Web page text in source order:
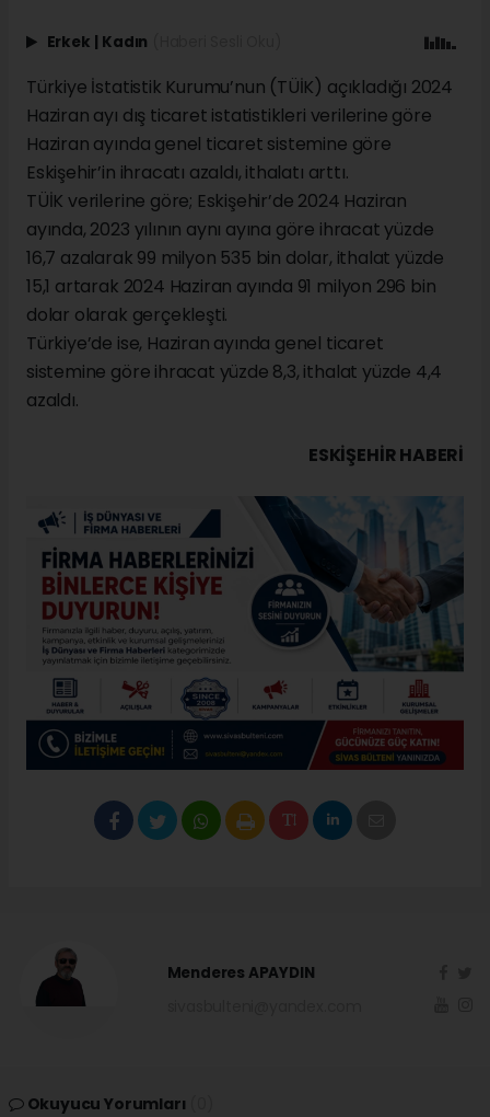
Erkek | Kadın
Türkiye İstatistik Kurumu’nun (TÜİK) açıkladığı 2024
Haziran ayı dış ticaret istatistikleri verilerine göre
Haziran ayında genel ticaret sistemine göre
Eskişehir’in ihracatı azaldı, ithalatı arttı.
TÜİK verilerine göre; Eskişehir’de 2024 Haziran
ayında, 2023 yılının aynı ayına göre ihracat yüzde
16,7 azalarak 99 milyon 535 bin dolar, ithalat yüzde
15,1 artarak 2024 Haziran ayında 91 milyon 296 bin
dolar olarak gerçekleşti.
Türkiye’de ise, Haziran ayında genel ticaret
sistemine göre ihracat yüzde 8,3, ithalat yüzde 4,4
azaldı.
ESKIŞEHIR HABERİ
Menderes APAYDIN
Okuyucu Yorumları